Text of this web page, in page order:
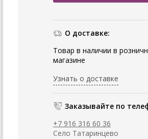
О доставке:
Товар в наличии в
магазине
Узнать о доставке
Заказывайте по
+7 916 316 60 36
Село Татаринцево